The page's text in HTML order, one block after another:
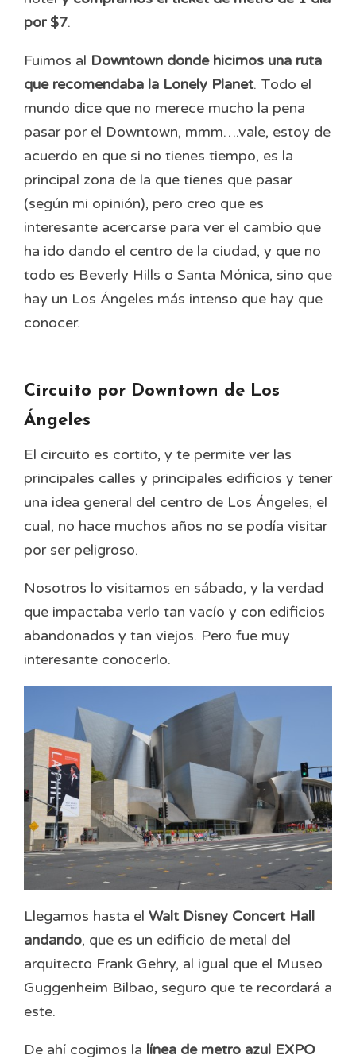
por $7.
Fuimos al Downtown donde hicimos una ruta
que recomendaba la Lonely Planet. Todo el
mundo dice que no merece mucho la pena
pasar por el Downtown, mmm….vale, estoy de
acuerdo en que si no tienes tiempo, es la
principal zona de la que tienes que pasar
(según mi opinión), pero creo que es
interesante acercarse para ver el cambio que
ha ido dando el centro de la ciudad, y que no
todo es Beverly Hills o Santa Mónica, sino que
hay un Los Ángeles más intenso que hay que
conocer.
Circuito por Downtown de Los
Ángeles
El circuito es cortito, y te permite ver las
principales calles y principales edificios y tener
una idea general del centro de Los Ángeles, el
cual, no hace muchos años no se podía visitar
por ser peligroso.
Nosotros lo visitamos en sábado, y la verdad
que impactaba verlo tan vacío y con edificios
abandonados y tan viejos. Pero fue muy
interesante conocerlo.
Llegamos hasta el Walt Disney Concert Hall
andando, que es un edificio de metal del
arquitecto Frank Gehry, al igual que el Museo
Guggenheim Bilbao, seguro que te recordará a
este.
De ahí cogimos la línea de metro azul EXPO